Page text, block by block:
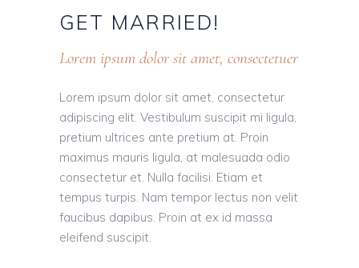
GET MARRIED!
Lorem ipsum dolor sit amet, consectetuer
Lorem ipsum dolor sit amet, consectetur
adipiscing elit. Vestibulum suscipit mi ligula,
pretium ultrices ante pretium at. Proin
maximus mauris ligula, at malesuada odio
consectetur et. Nulla facilisi. Etiam et
tempus turpis. Nam tempor lectus non velit
faucibus dapibus. Proin at ex id massa
eleifend suscipit.